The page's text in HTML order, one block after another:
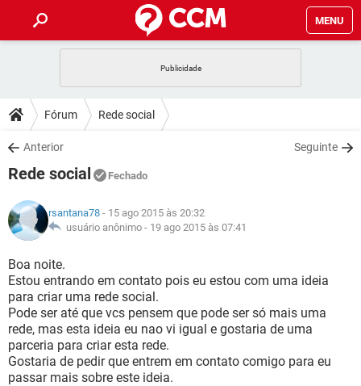
MENU
CELULAR
OUTLOOK
INSTAGRAM
GUIA DE COMPRAS
DICAS
JOGOS
INSTAGRAM GMAIL
GUIA DE COMPRAS
DOWNLOADS
JOGOS
CELULAR
OUTLOOK EXCEL
INSTAGRAM
GUIA DE COMPRAS
JOGOS WHATSAPP
CELULAR
OUTLOOK
INSTAGRAM
GUIA DE COMPRAS
GLOSSÁRIO
CELULAR FACEBOOK
OUTLOOK EXCEL
INSTAGRAM GMAIL
GUIA DE COMPRAS
Fórum Rede social
Anterior Seguinte
Rede social Fechado
rsantana78 - 15 ago 2015 às 20:32
usuário anônimo - 19 ago 2015 às 07:41
Boa noite.
Estou entrando em contato pois eu estou com uma ideia
para criar uma rede social.
Pode ser até que vcs pensem que pode ser só mais uma
rede, mas esta ideia eu nao vi igual e gostaria de uma
parceria para criar esta rede.
Gostaria de pedir que entrem em contato comigo para eu
passar mais sobre este ideia.